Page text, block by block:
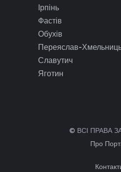
Ірпінь
Фастів
Обухів
Переяслав-
Славутич
Яготин
© ВСІ ПРАВА
Про